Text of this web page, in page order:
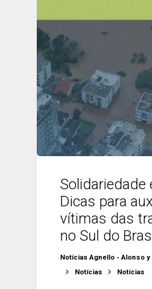
Solidariedade
Dicas para
vítimas das
no Sul do
Notícias Agnello - Alonso y
Notícias
Notícias